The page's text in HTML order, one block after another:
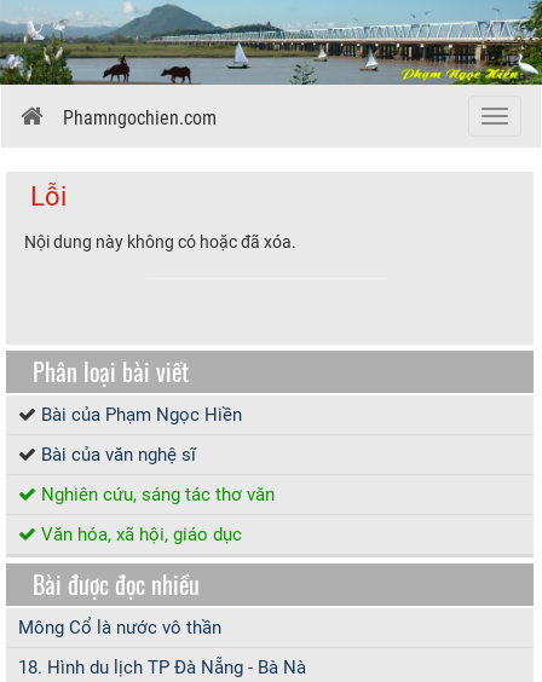
Menu
Phamngochien.com
Lỗi
Nội dung này không có hoặc đã xóa.
Phân loại bài viết
Bài của Phạm Ngọc Hiền
Bài của văn nghệ sĩ
Nghiên cứu, sáng tác thơ văn
Văn hóa, xã hội, giáo dục
Bài được đọc nhiều
Mông Cổ là nước vô thần
18. Hình du lịch TP Đà Nẵng - Bà Nà